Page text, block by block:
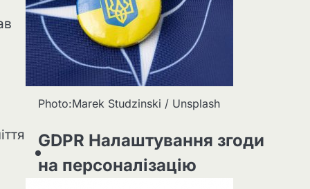
Photo:Marek Studzinski / Unsplash
GDPR Налаштування згоди
на персоналізацію